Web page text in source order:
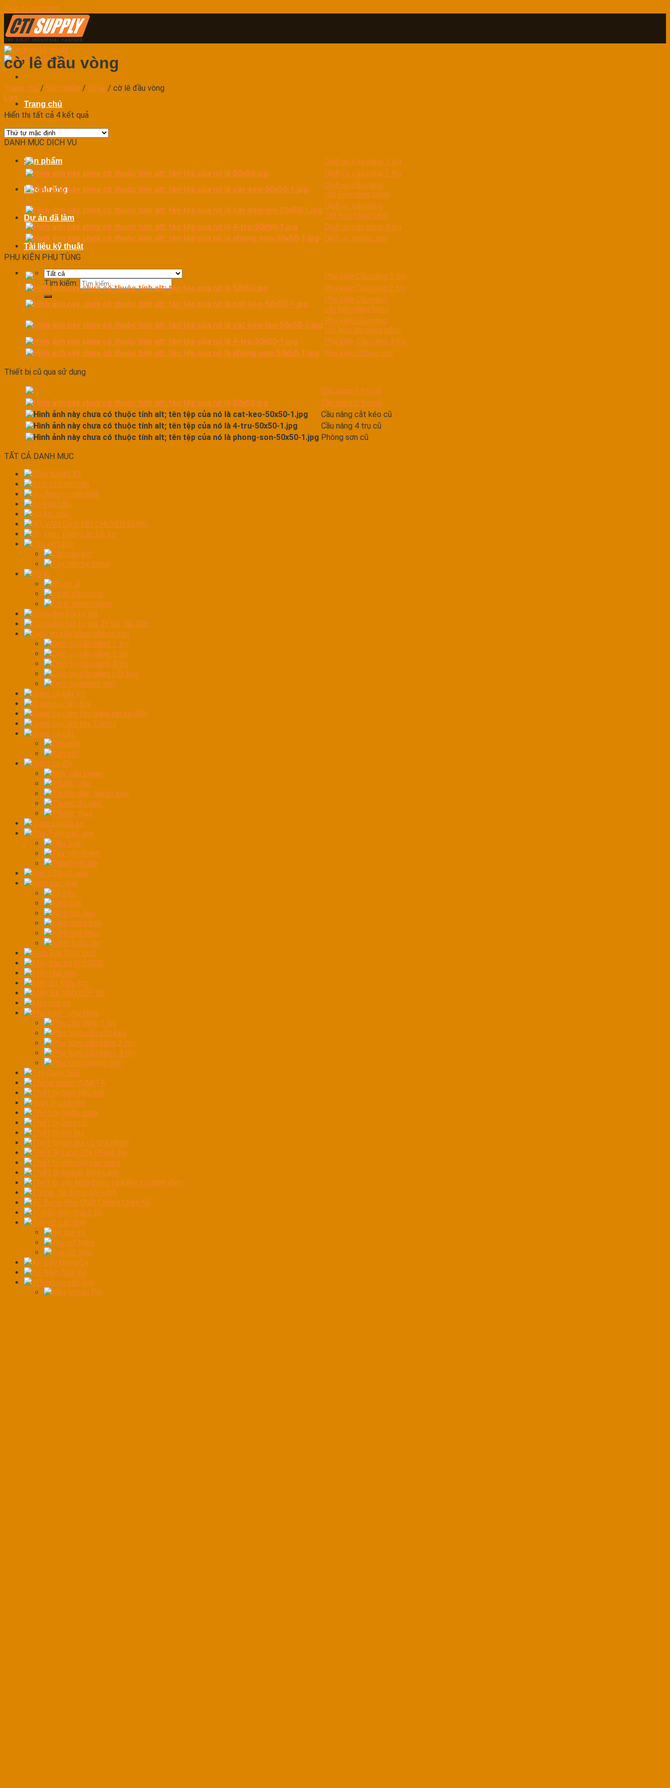
Skip to content
Trang chủ
Dịch vụ
Sản phẩm
Bảo dưỡng
Dự án đã làm
Tài liệu kỹ thuật
Tìm kiếm:
cờ lê đầu vòng
Trang chủ / Sản phẩm / Cờ lê / cờ lê đầu vòng
Lọc
Hiển thị tất cả 4 kết quả
DANH MỤC DỊCH VỤ
Dịch vụ cầu nâng 1 trụ
Dịch vụ cầu nâng 2 trụ
Dịch vụ cầu nâng
cắt kéo nâng bụng
Dịch vụ cầu nâng
cắt kéo nâng bánh
Dịch vụ cầu nâng 4 trụ
Dịch vụ phòng sơn
PHỤ KIỆN PHỤ TÙNG
Phụ kiện Cầu nâng 1 trụ
Phụ kiện Cầu nâng 2 trụ
Phụ kiện Cầu nâng
cắt kéo nâng bụng
Phụ kiện Cầu nâng
cắt kéo lớn nâng bánh
Phụ kiện Cầu nâng 4 trụ
Phụ kiện Phòng sơn
Thiết bị cũ qua sử dụng
Cầu nâng 1 trụ cũ
Cầu nâng 2 trụ cũ
Cầu nâng cắt kéo cũ
Cầu nâng 4 trụ cũ
Phòng sơn cũ
TẤT CẢ DANH MỤC
BÀN NÁNG XE
Bình tích khí nén
Bộ dụng cụ gia đình
Bộ kéo nắn
Bộ lục giác
BỘ VAM CẢO MỞ CHUYÊN DỤNG
Bộ Vam Tháo Lắp Lò Xo
Cần xiết lực
Cần cân lực
Tay vặn tự động
Cờ lê
Bộ cờ lê
cờ lê đầu vòng
Cờ lê vòng miệng
Cuộn dây hơi tự rút
Cuộn dây hơi tự rút TEKO dài 20m
Dịch vụ cầu nâng-phòng sơn
Dịch vụ cầu nâng 1 trụ
Dịch vụ cầu nâng 2 trụ
Dịch vụ cầu nâng 4 trụ
Dịch vụ cầu nâng cắt kéo
Dịch vụ phòng sơn
Dụng cụ bắt vít
Dụng cụ cầm tay
Dụng cụ cầm tay dùng pin và điện
Dụng cụ cầm tay Toptul
Dụng cụ cắt
Dao gấp
Kìm cắt
Dụng cụ đo
Máy cân Laser
Thước cặp
Thước dây, thước kéo
Thước đo góc
Thước thuỷ
Dụng cụ rửa xe
Đầu Tuýp các loại
Đầu tuýp
Tay vặn nhanh
Thanh nối dài
Đèn LED tổ ong
Kềm các loại
Bộ kìm
Kềm cắt
Kềm mỏ quạ
Kềm mũi bằng
Kềm mũi nhọn
Kiềm tuốc dây
Kích Đội Thủy Lực
Máy bắn đá khô CO2
Máy chà sàn
Máy Ép thủy lực
MÁY RA VÀO LỐP XE
Máy rửa xe
Phụ kiện - phụ tùng
Phụ cầu nâng 1 trụ
Phụ tùng cầu cắt kéo
Phụ tùng cầu nâng 2 trụ
Phụ tùng cầu nâng 4 trụ
Phụ tùng phòng sơn
Tay Quay 360
Thang nhôm YUMITA
Thiết bị bơm dầu mỡ
thiết bị chà nhá
Thiết bị chiếu sáng
Thiết bị Gara cũ
Thiết bị hút bụi
Thiết bị hút bụi và chà nhám
Thiết Bị Láng Đĩa Phanh Xe
Thiết bị nâng hạ cầu nâng
Thiết Bị Ngành Điện Lạnh
Thiết bị sạc khởi động và kiểm tra bình điện
Thùng, túi đựng đồ nghề
Tủ Đựng Hóa Chất Chống Cháy Nổ
Tủ hấp đèn pha ô tô
Tua vít các loại
Bộ tua vít
Tua vít bake
Tua vít dẹp
Xe Đẩy Dụng Cụ
Xe Nằm Sửa Xe
YDụng cụ các loại
Máy khoan Pin